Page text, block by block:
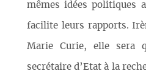
mêmes idées politiques
facilite leurs rapports.
Marie Curie, elle sera
secrétaire d’Etat à la